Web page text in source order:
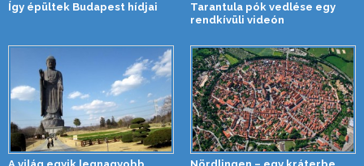
Így épültek Budapest hídjai
Tarantula pók vedlése egy
rendkívüli videón